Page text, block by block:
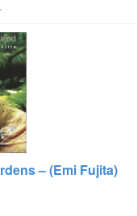
– (Emi Fujita)